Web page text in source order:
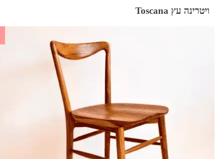
ויטרינה עץ Toscana